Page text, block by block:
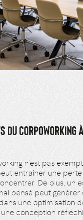
DU CORPOWORKING
n’est pas exempt
entraîner une perte
De plus, un
pensé peut générer
une optimisation
conception